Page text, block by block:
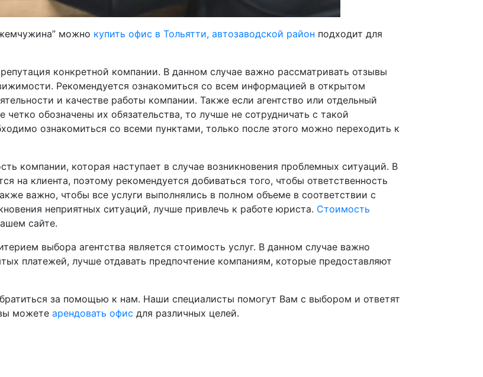
можно купить офис в Тольятти, автозаводской район подходит для
конкретной компании. В данном случае важно рассматривать отзывы
Рекомендуется ознакомиться со всем информацией в открытом
и качестве работы компании. Также если агентство или отдельный
обозначены их обязательства, то лучше не сотрудничать с такой
ознакомиться со всеми пунктами, только после этого можно переходить к
компании, которая наступает в случае возникновения проблемных ситуаций. В
на клиента, поэтому рекомендуется добиваться того, чтобы ответственность
важно, чтобы все услуги выполнялись в полном объеме в соответствии с
неприятных ситуаций, лучше привлечь к работе юриста. Стоимость
сайте.
выбора агентства является стоимость услуг. В данном случае важно
платежей, лучше отдавать предпочтение компаниям, которые предоставляют
за помощью к нам. Наши специалисты помогут Вам с выбором и ответят
можете арендовать офис для различных целей.